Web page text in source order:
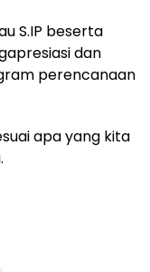
S.IP beserta
dan
perencanaan
apa yang kita